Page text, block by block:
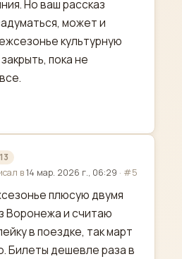
Но ваш рассказ
может и
культурную
пока не
13
в14 мар. 2026 г., 06:29 · #5
плюсую двумя
Воронежа и считаю
в поездке, так март
Билеты дешевле раза в